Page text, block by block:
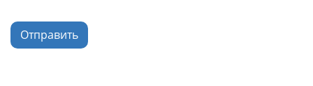
Отправить